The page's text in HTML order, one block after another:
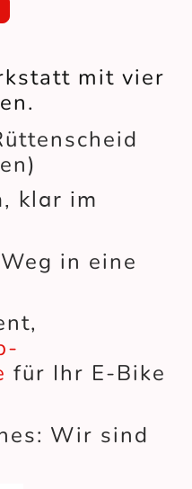
mit vier
klar im
in eine
für Ihr E-Bike
Wir sind